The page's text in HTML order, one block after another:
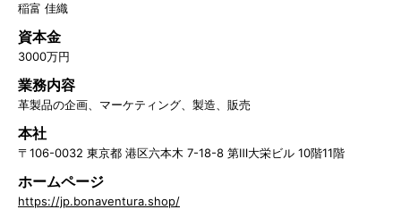
稲富 佳織
資本金
3000万円
業務内容
革製品の企画、マーケティング、製造、販売
本社
〒106-0032 東京都 港区六本木 7-18-8 第Ⅲ大栄ビル 10階11階
ホームページ
https://jp.bonaventura.shop/